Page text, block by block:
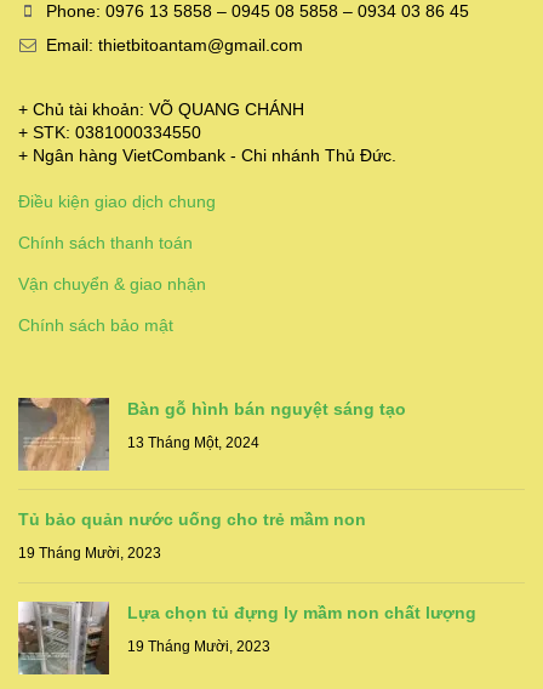
Phone: 0976 13 5858 – 0945 08 5858 – 0934 03 86 45
Email: thietbitoantam@gmail.com
+ Chủ tài khoản: VÕ QUANG CHÁNH
+ STK: 0381000334550
+ Ngân hàng VietCombank - Chi nhánh Thủ Đức.
Điều kiện giao dịch chung
Chính sách thanh toán
Vận chuyển & giao nhận
Chính sách bảo mật
Bàn gỗ hình bán nguyệt sáng tạo
13 Tháng Một, 2024
Tủ bảo quản nước uống cho trẻ mầm non
19 Tháng Mười, 2023
Lựa chọn tủ đựng ly mầm non chất lượng
19 Tháng Mười, 2023